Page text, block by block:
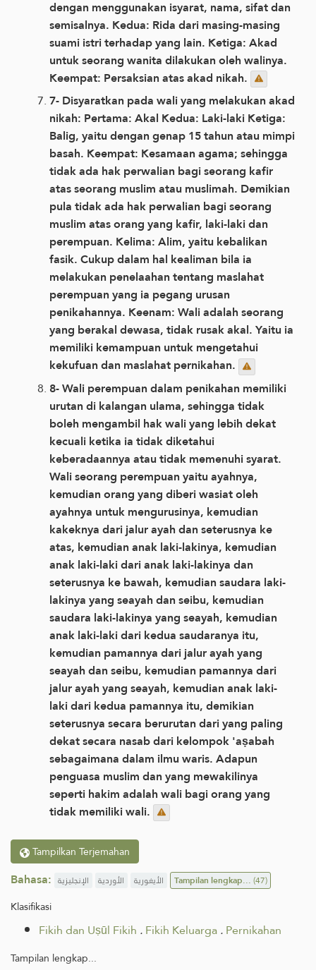
dengan menggunakan isyarat, nama, sifat dan
semisalnya. Kedua: Rida dari masing-masing
suami istri terhadap yang lain. Ketiga: Akad
untuk seorang wanita dilakukan oleh walinya.
Keempat: Persaksian atas akad nikah.
7- Disyaratkan pada wali yang melakukan akad
nikah: Pertama: Akal Kedua: Laki-laki Ketiga:
Balig, yaitu dengan genap 15 tahun atau mimpi
basah. Keempat: Kesamaan agama; sehingga
tidak ada hak perwalian bagi seorang kafir
atas seorang muslim atau muslimah. Demikian
pula tidak ada hak perwalian bagi seorang
muslim atas orang yang kafir, laki-laki dan
perempuan. Kelima: Alim, yaitu kebalikan
fasik. Cukup dalam hal kealiman bila ia
melakukan penelaahan tentang maslahat
perempuan yang ia pegang urusan
penikahannya. Keenam: Wali adalah seorang
yang berakal dewasa, tidak rusak akal. Yaitu ia
memiliki kemampuan untuk mengetahui
kekufuan dan maslahat pernikahan.
8- Wali perempuan dalam penikahan memiliki
urutan di kalangan ulama, sehingga tidak
boleh mengambil hak wali yang lebih dekat
kecuali ketika ia tidak diketahui
keberadaannya atau tidak memenuhi syarat.
Wali seorang perempuan yaitu ayahnya,
kemudian orang yang diberi wasiat oleh
ayahnya untuk mengurusinya, kemudian
kakeknya dari jalur ayah dan seterusnya ke
atas, kemudian anak laki-lakinya, kemudian
anak laki-laki dari anak laki-lakinya dan
seterusnya ke bawah, kemudian saudara laki-
lakinya yang seayah dan seibu, kemudian
saudara laki-lakinya yang seayah, kemudian
anak laki-laki dari kedua saudaranya itu,
kemudian pamannya dari jalur ayah yang
seayah dan seibu, kemudian pamannya dari
jalur ayah yang seayah, kemudian anak laki-
laki dari kedua pamannya itu, demikian
seterusnya secara berurutan dari yang paling
dekat secara nasab dari kelompok 'aṣabah
sebagaimana dalam ilmu waris. Adapun
penguasa muslim dan yang mewakilinya
seperti hakim adalah wali bagi orang yang
tidak memiliki wali.
Tampilkan Terjemahan
Bahasa: الإنجليزية الأوردية الأيغورية Tampilan lengkap...(47)
Klasifikasi
Fikih dan Uṣūl Fikih .Fikih Keluarga.Pernikahan
Tampilan lengkap...